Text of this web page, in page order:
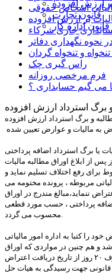
ارزش افزوده
قانون تجارت
قانون اداره کار
اشخاص حقوقی
بر ارزش افزوده
جاری شرکاء
نحوه نگهداری دفاتر
و تنخواه گردان
راس گیری چک
فرم مرخصی روزانه
می گیم حسابداری ؟
برگ استرداد ارزش افزوده
و برگ استرداد ارزش افزوده
به مالیات و عوارض تعیین شده
یا برگ استرداد اضافه پرداختی
باشد،می تواند ظرف مدت ۲۰ روز پس از ابلاغ اوراق مطالبه مالیات
برای رفع اختلاف تسلیم نماید و
مربوطه ، پرونده مختومه می
ننماید،مبالغ مندرج در اوراق
اضافه پرداختی ، حسب مورد قطعی
محسوب می گردد.
را کتبا به اداره امور مالیاتی
و هم چنین در مواردی که اوراق
مذکور ابلاغ قانونی شده باشد ، پرونده امر ظرف ۲۰ روز از تاریخ دریافت اعتراض
قانونی جهت رسیدگی به هیات حل